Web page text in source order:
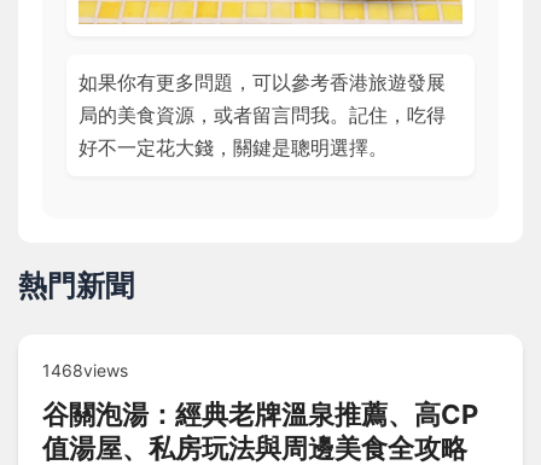
如果你有更多問題，可以參考香港旅遊發展
局的美食資源，或者留言問我。記住，吃得
好不一定花大錢，關鍵是聰明選擇。
熱門新聞
1468views
谷關泡湯：經典老牌溫泉推薦、高CP
值湯屋、私房玩法與周邊美食全攻略